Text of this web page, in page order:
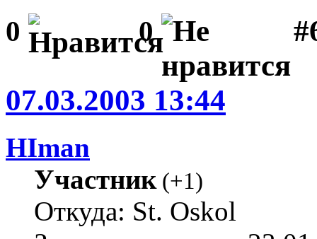
0 0
07.03.2003 13:44
HIman
Участник(+1)
Откуда: St. Oskol